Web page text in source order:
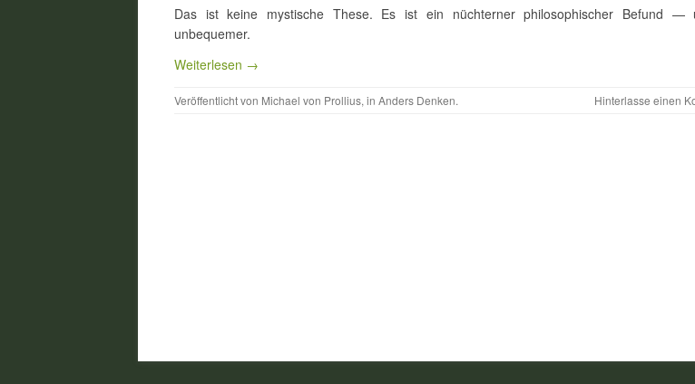
Das ist keine mystische These. Es ist ein nüchterner philosophischer Befund —
unbequemer.
Weiterlesen →
Veröffentlicht von Michael von Prollius, in Anders Denken. Hinterlasse einen